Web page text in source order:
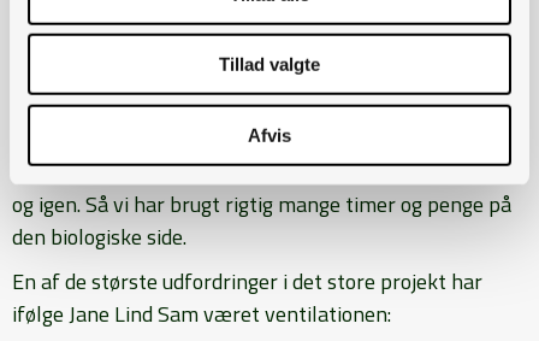
Tillad valgte
Afvis
foderproduktion, og så har jeg været med i andre
innovative projekter tidligere, siger Carsten Lind
Pedersen, og fortsætter:
- Udover leverandørerne har vi haft stor hjælp af
biologer til at foretage forsøg, som de har gentaget igen
og igen. Så vi har brugt rigtig mange timer og penge på
den biologiske side.
En af de største udfordringer i det store projekt har
ifølge Jane Lind Sam været ventilationen: